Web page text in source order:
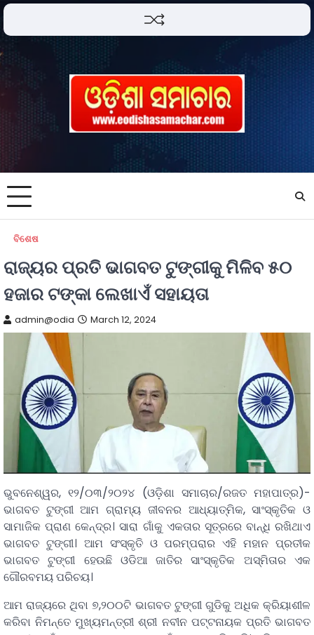
ବିଶେଷ
ରାଜ୍ୟର ପ୍ରତି ଭାଗବତ ଟୁଙ୍ଗୀକୁ ମିଳିବ ୫୦
ହଜାର ଟଙ୍କା ଲେଖାଏଁ ସହାୟତା
admin@odia March 12, 2024
ଭୁବନେଶ୍ୱର, ୧୨/୦୩/୨୦୨୪ (ଓଡ଼ିଶା ସମାଚାର/ରଜତ ମହାପାତ୍ର)-
ଭାଗବତ ଟୁଙ୍ଗୀ ଆମ ଗ୍ରାମ୍ୟ ଜୀବନର ଆଧ୍ୟାତ୍ମିକ, ସାଂସ୍କୃତିକ ଓ
ସାମାଜିକ ପ୍ରାଣ କେନ୍ଦ୍ର। ସାରା ଗାଁକୁ ଏକତାର ସୂତ୍ରରେ ବାନ୍ଧି ରଖିଥାଏ
ଭାଗବତ ଟୁଙ୍ଗୀ। ଆମ ସଂସ୍କୃତି ଓ ପରମ୍ପରାର ଏହି ମହାନ ପ୍ରତୀକ
ଭାଗବତ ଟୁଙ୍ଗୀ ହେଉଛି ଓଡିଆ ଜାତିର ସାଂସ୍କୃତିକ ଅସ୍ମିତାର ଏକ
ଗୌରବମୟ ପରିଚୟ।
ଆମ ରାଜ୍ୟରେ ଥିବା ୭,୨୦୦ଟି ଭାଗବତ ଟୁଙ୍ଗୀ ଗୁଡିକୁ ଅଧିକ କ୍ରିୟାଶୀଳ
କରିବା ନିମନ୍ତେ ମୁଖ୍ୟମନ୍ତ୍ରୀ ଶ୍ରୀ ନବୀନ ପଟ୍ଟନାୟକ ପ୍ରତି ଭାଗବତ